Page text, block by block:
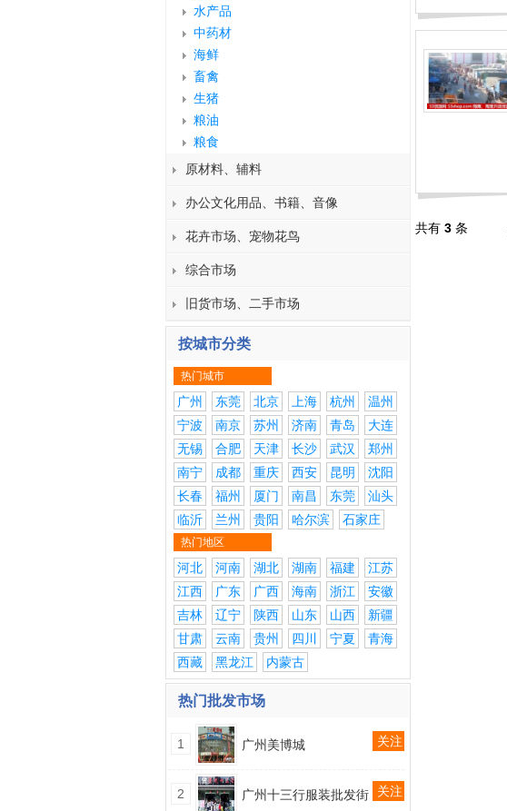
水产品
中药材
海鲜
畜禽
生猪
粮油
粮食
原材料、辅料
办公文化用品、书籍、音像
花卉市场、宠物花鸟
综合市场
旧货市场、二手市场
按城市分类
热门城市
广州 东莞 北京 上海 杭州
温州
宁波
南京 苏州 济南 青岛
大连
无锡
合肥 天津 长沙 武汉
郑州
南宁
成都 重庆 西安 昆明
沈阳
长春
福州 厦门 南昌 东莞
汕头
临沂
兰州 贵阳 哈尔滨 石家庄
热门地区
河北 河南 湖北 湖南 福建
江苏
江西
广东 广西 海南 浙江
安徽
吉林
辽宁 陕西 山东 山西
新疆
甘肃
云南 贵州 四川 宁夏
青海
西藏
黑龙江 内蒙古
热门批发市场
1 广州美博城 关注
2 广州十三行服装批发街 关注
共有 3 条